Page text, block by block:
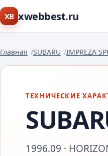
XB xwebbest.ru
Главная SUBARU IMPREZA
ТЕХНИЧЕСКИЕ
1996.09 ·